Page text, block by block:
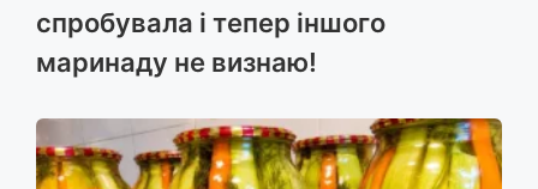
спробувала і тепер іншого
маринаду не визнаю!